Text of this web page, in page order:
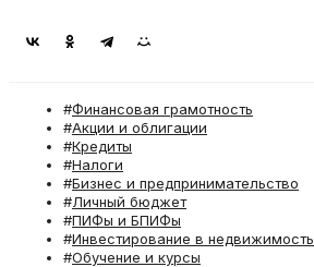
Финансовая грамотность
Акции и облигации
Кредиты
Налоги
Бизнес и предпринимательство
Личный бюджет
ПИФы и БПИФы
Инвестирование в недвижимость
Обучение и курсы